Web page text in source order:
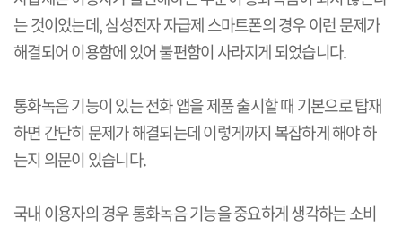
는 것이었는데,삼성전자 자급제 스마트폰의 경우 이런 문제가
해결되어 이용함에 있어 불편함이 사라지게 되었습니다.
통화녹음 기능이 있는 전화 앱을 제품 출시할 때 기본으로 탑재
하면 간단히 문제가 해결되는데 이렇게까지 복잡하게 해야 하
는지 의문이 있습니다.
국내 이용자의 경우 통화녹음 기능을 중요하게 생각하는 소비